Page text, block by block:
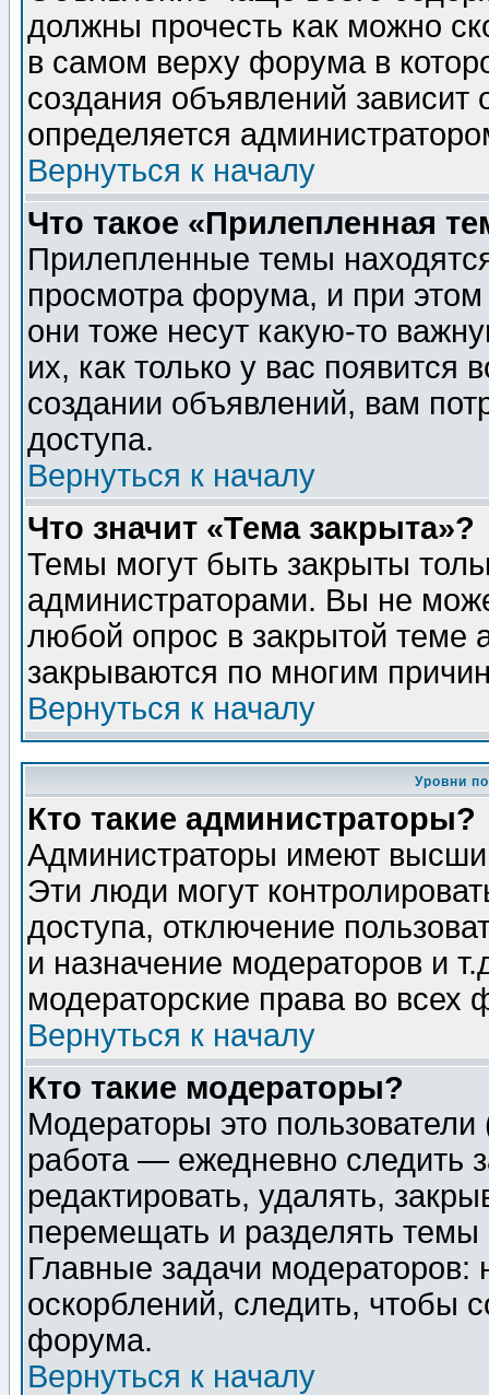
должны прочесть как можно
в самом верху форума в
создания объявлений зависит
определяется
Вернуться к началу
Что такое «Прилепленная
Прилепленные темы
просмотра форума, и при
они тоже несут какую-то
их, как только у вас появится
создании объявлений, вам
доступа.
Вернуться к началу
Что значит «Тема закрыта»?
Темы могут быть закрыты
администраторами. Вы не
любой опрос в закрытой теме
закрываются по многим
Вернуться к началу
Уровни
Кто такие администраторы?
Администраторы имеют
Эти люди могут
доступа, отключение
и назначение модераторов и
модераторские права во всех
Вернуться к началу
Кто такие модераторы?
Модераторы это
работа — ежедневно следить
редактировать, удалять,
перемещать и разделять
Главные задачи
оскорблений, следить, чтобы
форума.
Вернуться к началу